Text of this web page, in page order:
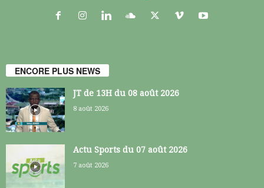
ENCORE PLUS NEWS
JT de 13H du 08 août 2026
8 août 2026
Actu Sports du 07 août 2026
7 août 2026